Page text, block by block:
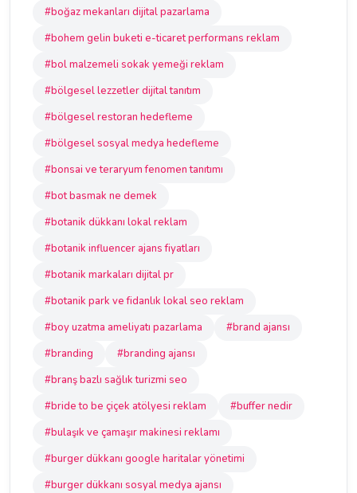
#boğaz mekanları dijital pazarlama
#bohem gelin buketi e-ticaret performans reklam
#bol malzemeli sokak yemeği reklam
#bölgesel lezzetler dijital tanıtım
#bölgesel restoran hedefleme
#bölgesel sosyal medya hedefleme
#bonsai ve teraryum fenomen tanıtımı
#bot basmak ne demek
#botanik dükkanı lokal reklam
#botanik influencer ajans fiyatları
#botanik markaları dijital pr
#botanik park ve fidanlık lokal seo reklam
#boy uzatma ameliyatı pazarlama
#brand ajansı
#branding
#branding ajansı
#branş bazlı sağlık turizmi seo
#bride to be çiçek atölyesi reklam
#buffer nedir
#bulaşık ve çamaşır makinesi reklamı
#burger dükkanı google haritalar yönetimi
#burger dükkanı sosyal medya ajansı